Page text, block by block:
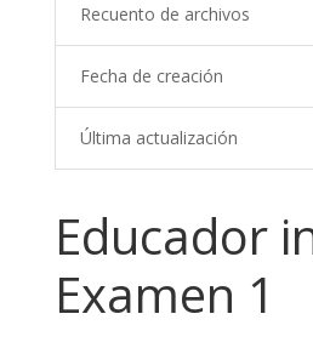
Recuento de archivos
Fecha de creación
Última actualización
Educador
Examen 1